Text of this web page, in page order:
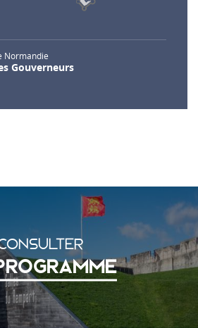
Normandie
Gouverneurs